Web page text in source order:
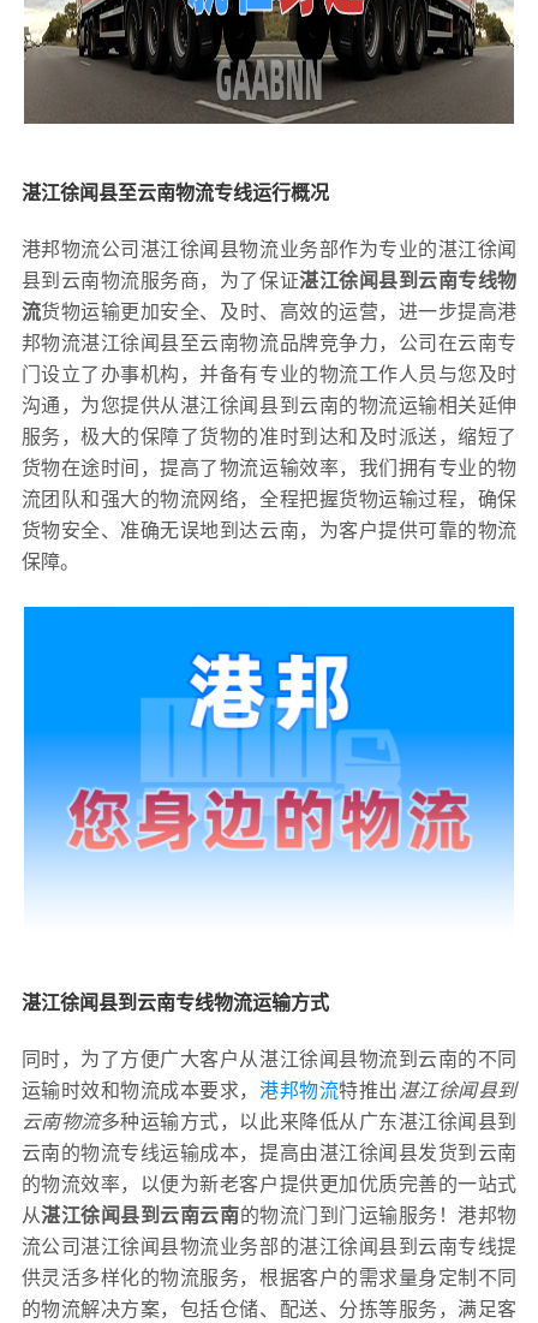
湛江徐闻县至云南物流专线运行概况
港邦物流公司湛江徐闻县物流业务部作为专业的湛江徐闻
县到云南物流服务商，为了保证湛江徐闻县到云南专线物
流货物运输更加安全、及时、高效的运营，进一步提高港
邦物流湛江徐闻县至云南物流品牌竞争力，公司在云南专
门设立了办事机构，并备有专业的物流工作人员与您及时
沟通，为您提供从湛江徐闻县到云南的物流运输相关延伸
服务，极大的保障了货物的准时到达和及时派送，缩短了
货物在途时间，提高了物流运输效率，我们拥有专业的物
流团队和强大的物流网络，全程把握货物运输过程，确保
货物安全、准确无误地到达云南，为客户提供可靠的物流
保障。
湛江徐闻县到云南专线物流运输方式
同时，为了方便广大客户从湛江徐闻县物流到云南的不同
运输时效和物流成本要求， 港邦物流特推出 湛江徐闻县到
云南物流多种运输方式，以此来降低从广东湛江徐闻县到
云南的物流专线运输成本，提高由湛江徐闻县发货到云南
的物流效率，以便为新老客户提供更加优质完善的一站式
从湛江徐闻县到云南云南的物流门到门运输服务！港邦物
流公司湛江徐闻县物流业务部的湛江徐闻县到云南专线提
供灵活多样化的物流服务，根据客户的需求量身定制不同
的物流解决方案，包括仓储、配送、分拣等服务，满足客